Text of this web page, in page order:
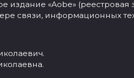
«Aobe» (реестровая
связи, информационных